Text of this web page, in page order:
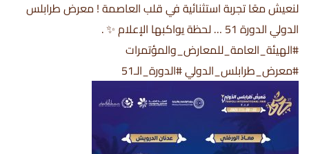
لنعيش معًا تجربة استثنائية في قلب العاصمة ! معرض طرابلس
الدولي الدورة 51 … لحظة يواكبها الإعلام ✨ .
#الهيئة_العامة_للمعارض_والمؤتمرات
#معرض_طرابلس_الدولي #الدورة_الـ51